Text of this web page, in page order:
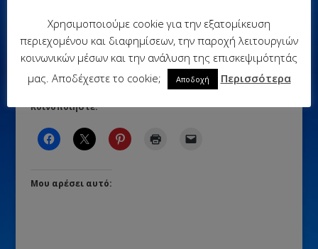
Κοινοποιήστε:
Μου αρέσει αυτό:
Χρησιμοποιούμε cookie για την εξατομίκευση
περιεχομένου και διαφημίσεων, την παροχή λειτουργιών
κοινωνικών μέσων και την ανάλυση της επισκεψιμότητάς
μας. Αποδέχεστε το cookie;
Αποδοχή Περισσότερα